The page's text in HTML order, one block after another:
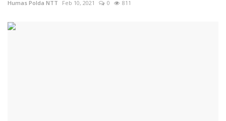
Humas Polda NTT Feb 10, 2021 0 811